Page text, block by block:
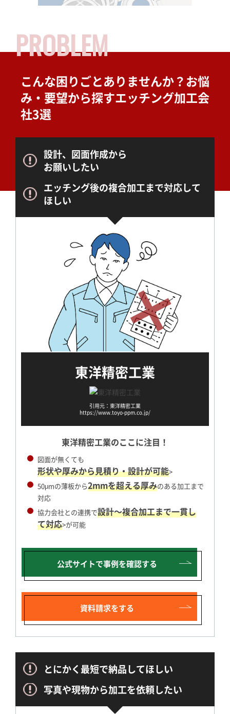
PROBLEM
こんな困りごとありませんか？ お悩
み・要望から探すエッチング加工会
社3選
設計、図面作成から
お願いしたい
エッチング後の複合加工まで対応して
ほしい
東洋精密工業
引用元：東洋精密工業
https://www.toyo-ppm.co.jp/
東洋精密工業のここに注目！
図面が無くても
形状や厚みから見積り・設計が可能>
50μmの薄板から2mmを超える厚みのある加工まで
対応
協力会社との連携で設計～複合加工まで一貫し
て対応>が可能
公式サイトで事例を確認する
資料請求をする
とにかく最短で納品してほしい
写真や現物から加工を依頼したい